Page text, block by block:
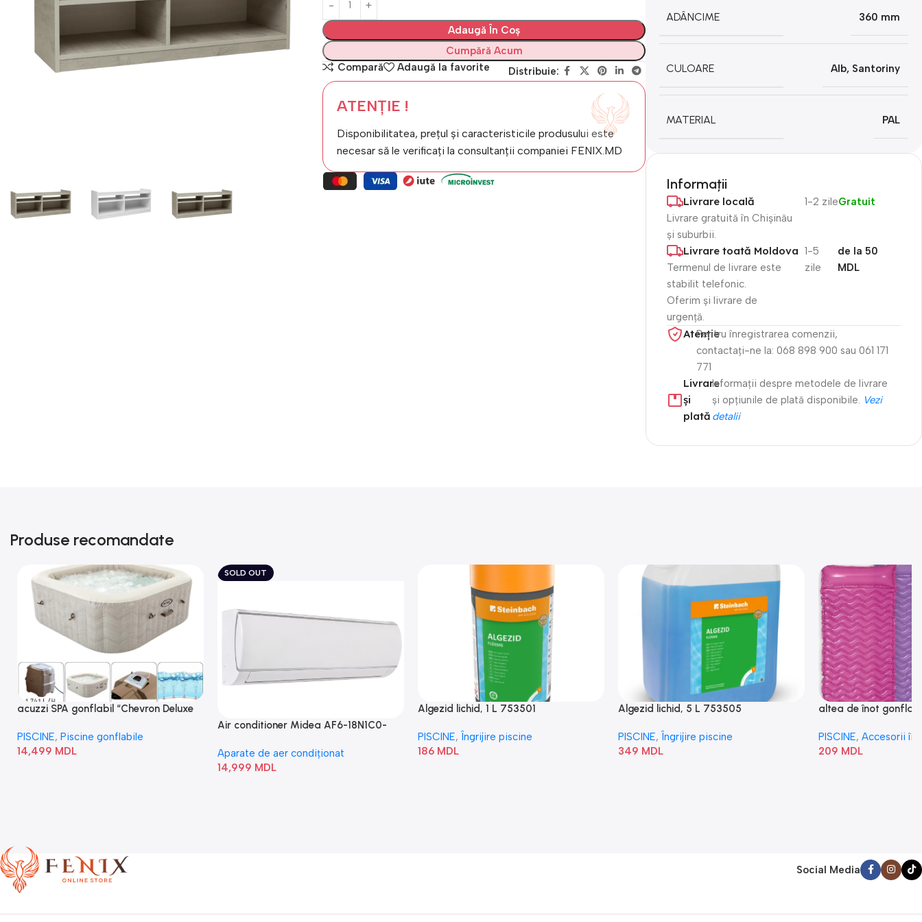
Adaugă În Coș
Cumpără Acum
Compară
Adaugă la favorite Distribuie:
ATENȚIE !
Disponibilitatea, prețul și caracteristicile produsului este
necesar să le verificați la consultanții companiei FENIX.MD
ADÂNCIME 360 mm
CULOARE Alb, Santoriny
MATERIAL PAL
Informații
Livrare locală
Livrare gratuită în Chișinău
și suburbii.
1-2 zileGratuit
Livrare toată Moldova
Termenul de livrare este
stabilit telefonic.
Oferim și livrare de
urgență.
1-5
zile
de la 50
MDL
Atenție​
Pentru înregistrarea comenzii,
contactați-ne la: 068 898 900 sau 061 171
771
Livrare
și
plată
Informații despre metodele de livrare
și opțiunile de plată disponibile.
Vezi
detalii
Produse recomandate
acuzzi SPA gonflabil “Chevron Deluxe
PISCINE, Piscine gonflabile
14,499 MDL
SOLD OUT
Air conditioner Midea AF6-18N1C0-
Aparate de aer condiționat
14,999 MDL
Algezid lichid, 1 L 753501
PISCINE, Îngrijire piscine
186 MDL
Algezid lichid, 5 L 753505
PISCINE, Îngrijire piscine
349 MDL
altea de înot
PISCINE, Accesorii
209 MDL
Social Media